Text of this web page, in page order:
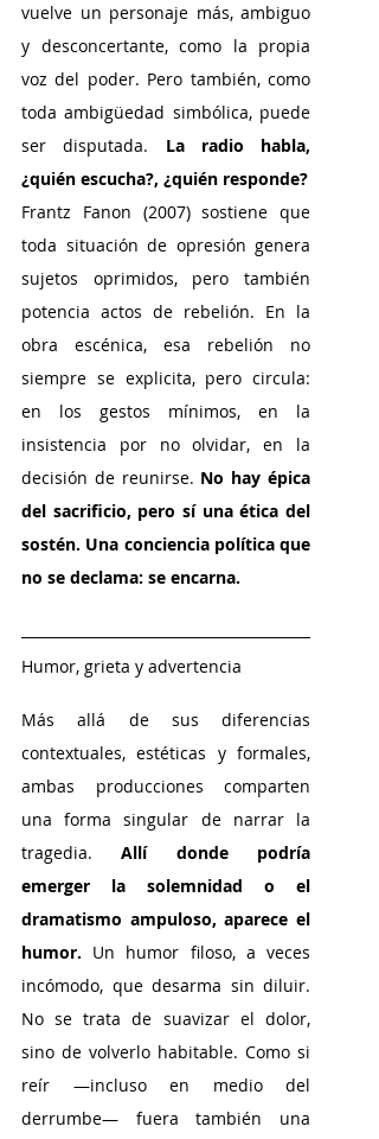
vuelve un personaje más, ambiguo
y desconcertante, como la propia
voz del poder. Pero también, como
toda ambigüedad simbólica, puede
ser disputada. La radio habla,
¿quién escucha?, ¿quién responde?
Frantz Fanon (2007) sostiene que
toda situación de opresión genera
sujetos oprimidos, pero también
potencia actos de rebelión. En la
obra escénica, esa rebelión no
siempre se explicita, pero circula:
en los gestos mínimos, en la
insistencia por no olvidar, en la
decisión de reunirse. No hay épica
del sacrificio, pero sí una ética del
sostén. Una conciencia política que
no se declama: se encarna.
Humor, grieta y advertencia
Más allá de sus diferencias
contextuales, estéticas y formales,
ambas producciones comparten
una forma singular de narrar la
tragedia. Allí donde podría
emerger la solemnidad o el
dramatismo ampuloso, aparece el
humor. Un humor filoso, a veces
incómodo, que desarma sin diluir.
No se trata de suavizar el dolor,
sino de volverlo habitable. Como si
reír —incluso en medio del
derrumbe— fuera también una